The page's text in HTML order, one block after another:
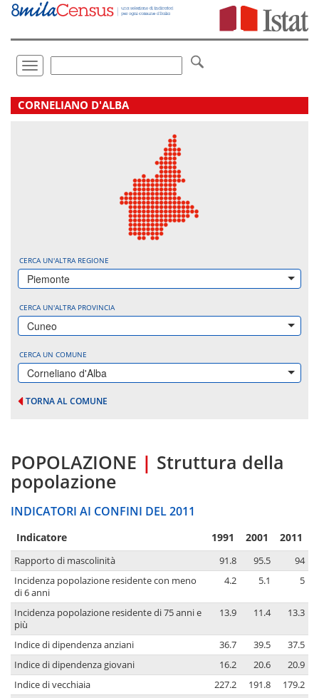
Vai
direttamente
Toggle
navigation
.
CORNELIANO D'ALBA
CERCA UN'ALTRA REGIONE
Piemonte
CERCA UN'ALTRA PROVINCIA
Cuneo
CERCA UN COMUNE
Corneliano d'Alba
TORNA AL COMUNE
POPOLAZIONE | Struttura della
popolazione
INDICATORI AI CONFINI DEL 2011
Indicatore 1991 2001 2011
Rapporto di mascolinità 91.8 95.5
94
Incidenza popolazione residente con meno
di 6 anni
4.2 5.1 5
Incidenza popolazione residente di 75 anni e
più
13.9 11.4 13.3
Indice di dipendenza anziani 36.7 39.5
37.5
Indice di dipendenza giovani
16.2 20.6
20.9
Indice di vecchiaia
227.2 191.8
179.2